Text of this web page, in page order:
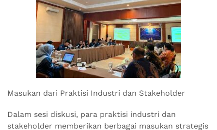
Masukan dari Praktisi Industri dan Stakeholder
Dalam sesi diskusi, para praktisi industri dan
stakeholder memberikan berbagai masukan strategis